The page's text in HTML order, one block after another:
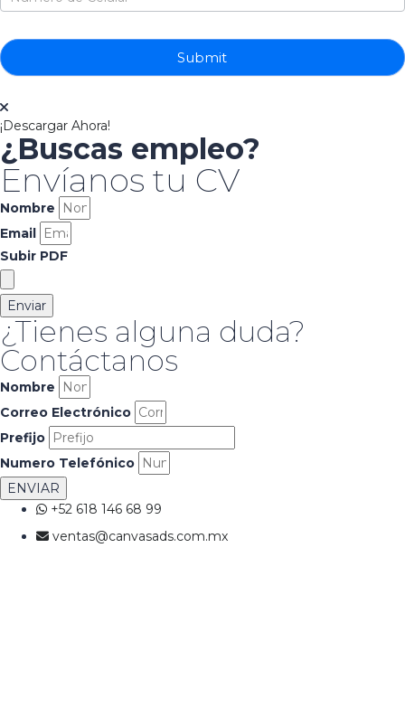
Submit
¡Descargar Ahora!
¿Buscas empleo?
Envíanos tu CV
Nombre
Email
Subir PDF
Enviar
¿Tienes alguna duda?
Contáctanos
Nombre
Correo Electrónico
Prefijo
Numero Telefónico
ENVIAR
+52 618 146 68 99
ventas@canvasads.com.mx